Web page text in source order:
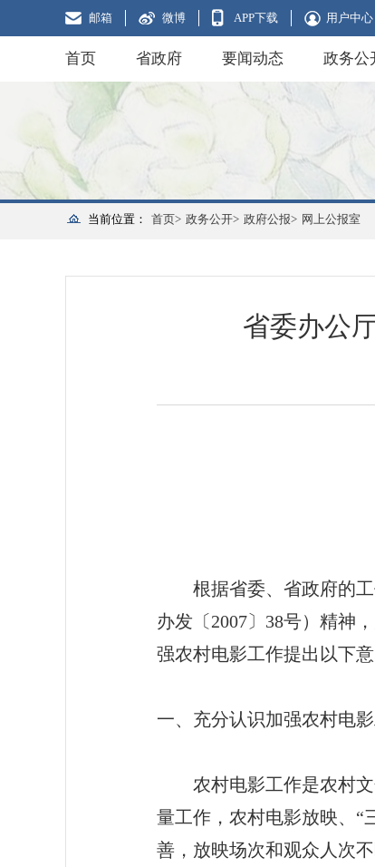
邮箱 微博 APP下载 用户中心
首页 省政府 要闻动态 政务公
当前位置： 首页> 政务公开> 政府公报> 网上公报室
省委办公
省委办公厅省政
苏办发〔
根据省委、省政府的工
办发〔2007〕38号）精神
强农村电影工作提出以下意
一、充分认识加强农村电
农村电影工作是农村文
量工作，农村电影放映、“
善，放映场次和观众人次